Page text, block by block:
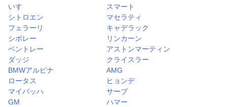
いすゞ
スマート
シトロエン
マセラティ
フェラーリ
キャデラック
シボレー
リンカーン
ベントレー
アストンマーティン
ダッジ
クライスラー
BMWアルピナ
AMG
ロータス
ヒョンデ
マイバッハ
サーブ
GM
ハマー